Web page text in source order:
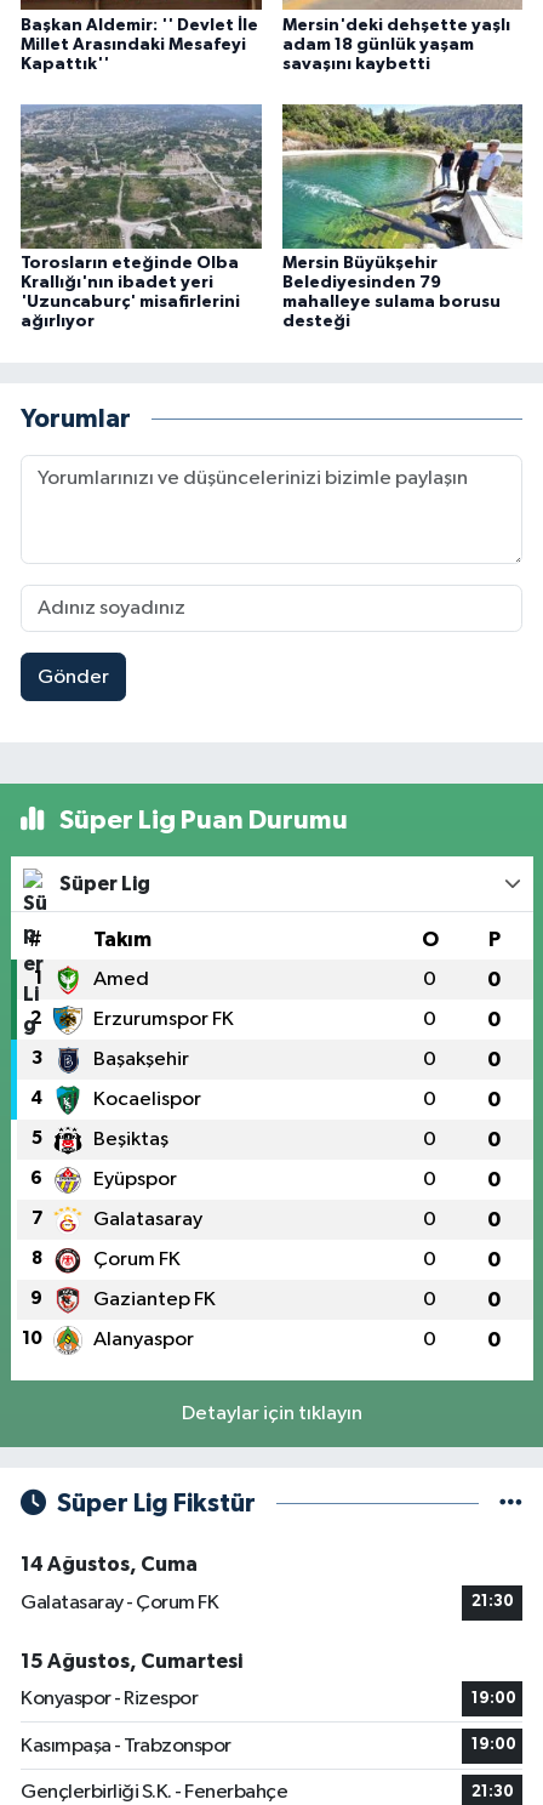
Başkan Aldemir: '' Devlet İle
Millet Arasındaki Mesafeyi
Kapattık''
Mersin'deki dehşette yaşlı
adam 18 günlük yaşam
savaşını kaybetti
Torosların eteğinde Olba
Krallığı'nın ibadet yeri
'Uzuncaburç' misafirlerini
ağırlıyor
Mersin Büyükşehir
Belediyesinden 79
mahalleye sulama borusu
desteği
Yorumlar
Gönder
Süper Lig Puan Durumu
Süper Lig
# Takım O P
1 Amed 0 0
2 Erzurumspor FK 0 0
3 Başakşehir 0 0
4 Kocaelispor 0 0
5 Beşiktaş 0 0
6 Eyüpspor 0 0
7 Galatasaray 0 0
8 Çorum FK 0 0
9 Gaziantep FK 0 0
10 Alanyaspor 0 0
Detaylar için tıklayın
Süper Lig Fikstür
14 Ağustos, Cuma
Galatasaray - Çorum FK
21:30
15 Ağustos, Cumartesi
Konyaspor - Rizespor
19:00
Kasımpaşa - Trabzonspor 19:00
Gençlerbirliği S.K. - Fenerbahçe 21:30